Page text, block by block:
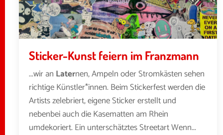
Sticker-Kunst feiern im Franzmann
...wir an Laternen, Ampeln oder Stromkästen sehen
richtige Künstler*innen. Beim Stickerfest werden die
Artists zelebriert, eigene Sticker erstellt und
nebenbei auch die Kasematten am Rhein
umdekoriert. Ein unterschätztes Streetart Wenn...